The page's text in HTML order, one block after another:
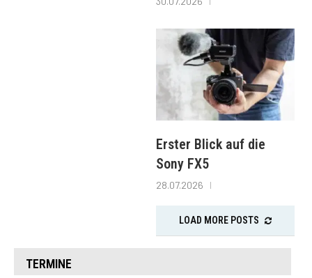
Erster Blick auf die
Sony FX5
28.07.2026
LOAD MORE POSTS
TERMINE